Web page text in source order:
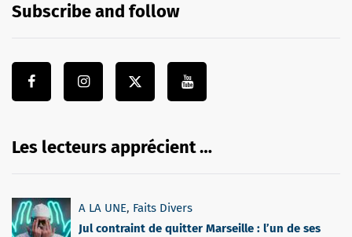
Subscribe and follow
Les lecteurs apprécient …
A LA UNE, Faits Divers
Jul contraint de quitter Marseille : l’un de ses